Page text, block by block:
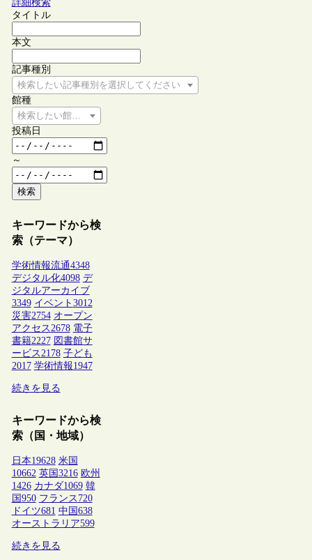
詳細検索
タイトル
本文
記事種別
検索したい記事種別を選択してください
館種
検索したい館種を選択してください
投稿日
～
検索
キーワードから検
索（テーマ）
学術情報流通4348
デジタル化4098 デ
ジタルアーカイブ
3349 イベント 3012
災害2754 オープン
アクセス2678 電子
書籍2227 図書館サ
ービス2178 子ども
2017 学術情報1947
続きを見る
キーワードから検
索（国・地域）
日本19628 米国
10662 英国 3216 欧州
1426 カナダ1069 韓
国 950 フランス 720
ドイツ681 中国 638
オーストラリア599
続きを見る